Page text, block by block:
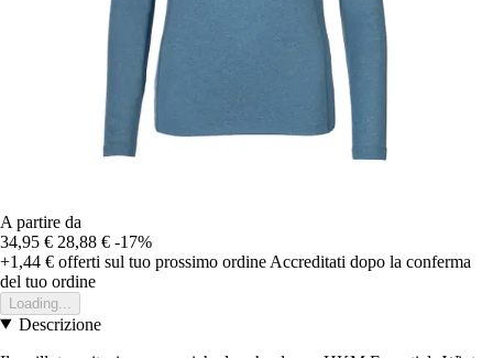
A partire da
34,95 € 28,88 € -17%
+1,44 € offerti sul tuo prossimo ordine Accreditati dopo la conferma
del tuo ordine
Loading...
Descrizione